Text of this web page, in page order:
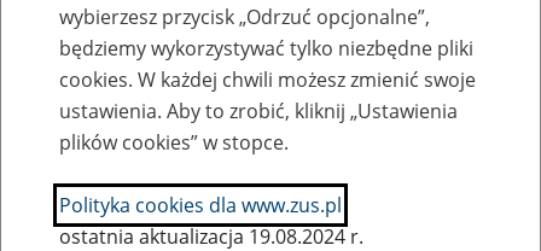
Nazwa zakładu pracy:
SZUKAJ
wybierzesz przycisk „Odrzuć opcjonalne”,
będziemy wykorzystywać tylko niezbędne pliki
cookies. W każdej chwili możesz zmienić swoje
ustawienia. Aby to zrobić, kliknij „Ustawienia
plików cookies” w stopce.
Polityka cookies dla www.zus.pl
ostatnia aktualizacja 19.08.2024 r.